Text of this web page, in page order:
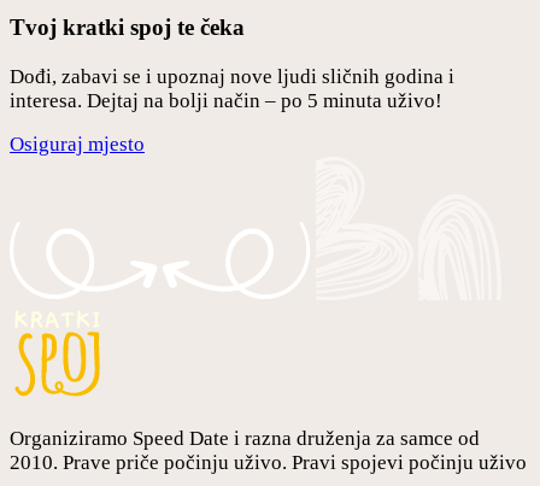
Tvoj kratki spoj te čeka
Dođi, zabavi se i upoznaj nove ljudi sličnih godina i
interesa. Dejtaj na bolji način – po 5 minuta uživo!
Osiguraj mjesto
Organiziramo Speed Date i razna druženja za samce od
2010. Prave priče počinju uživo. Pravi spojevi počinju uživo